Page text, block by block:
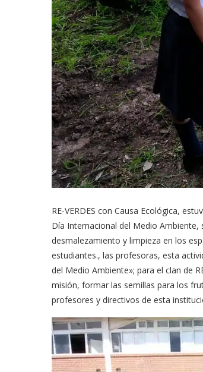
RE-VERDES con Causa Ecológica,
Día Internacional del Medio
desmalezamiento y limpieza en los
estudiantes., las profesoras, esta
del Medio Ambiente»; para el clan de
misión, formar las semillas para los
profesores y directivos de esta